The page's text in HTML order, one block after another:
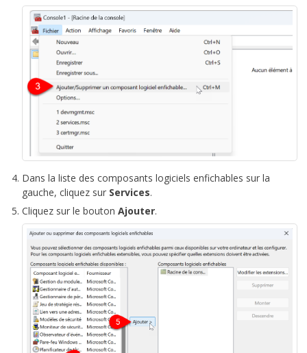
Dans la liste des composants logiciels enfichables sur la
gauche, cliquez sur Services.
Cliquez sur le bouton Ajouter.